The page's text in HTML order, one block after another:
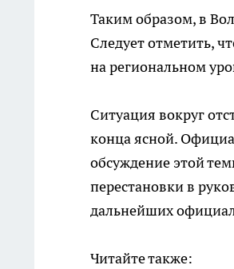
Таким образом, в
Следует отметить,
на региональном
Ситуация вокруг
конца ясной.
обсуждение этой
перестановки в
дальнейших
Читайте также: